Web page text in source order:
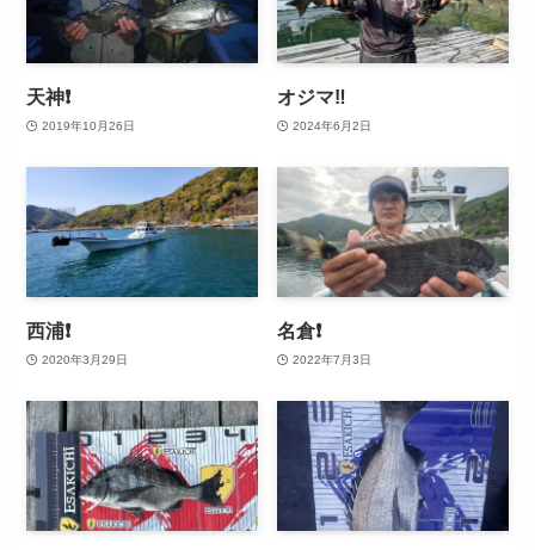
天神❗️
2019年10月26日
オジマ‼️
2024年6月2日
西浦❗
2020年3月29日
名倉❗
2022年7月3日